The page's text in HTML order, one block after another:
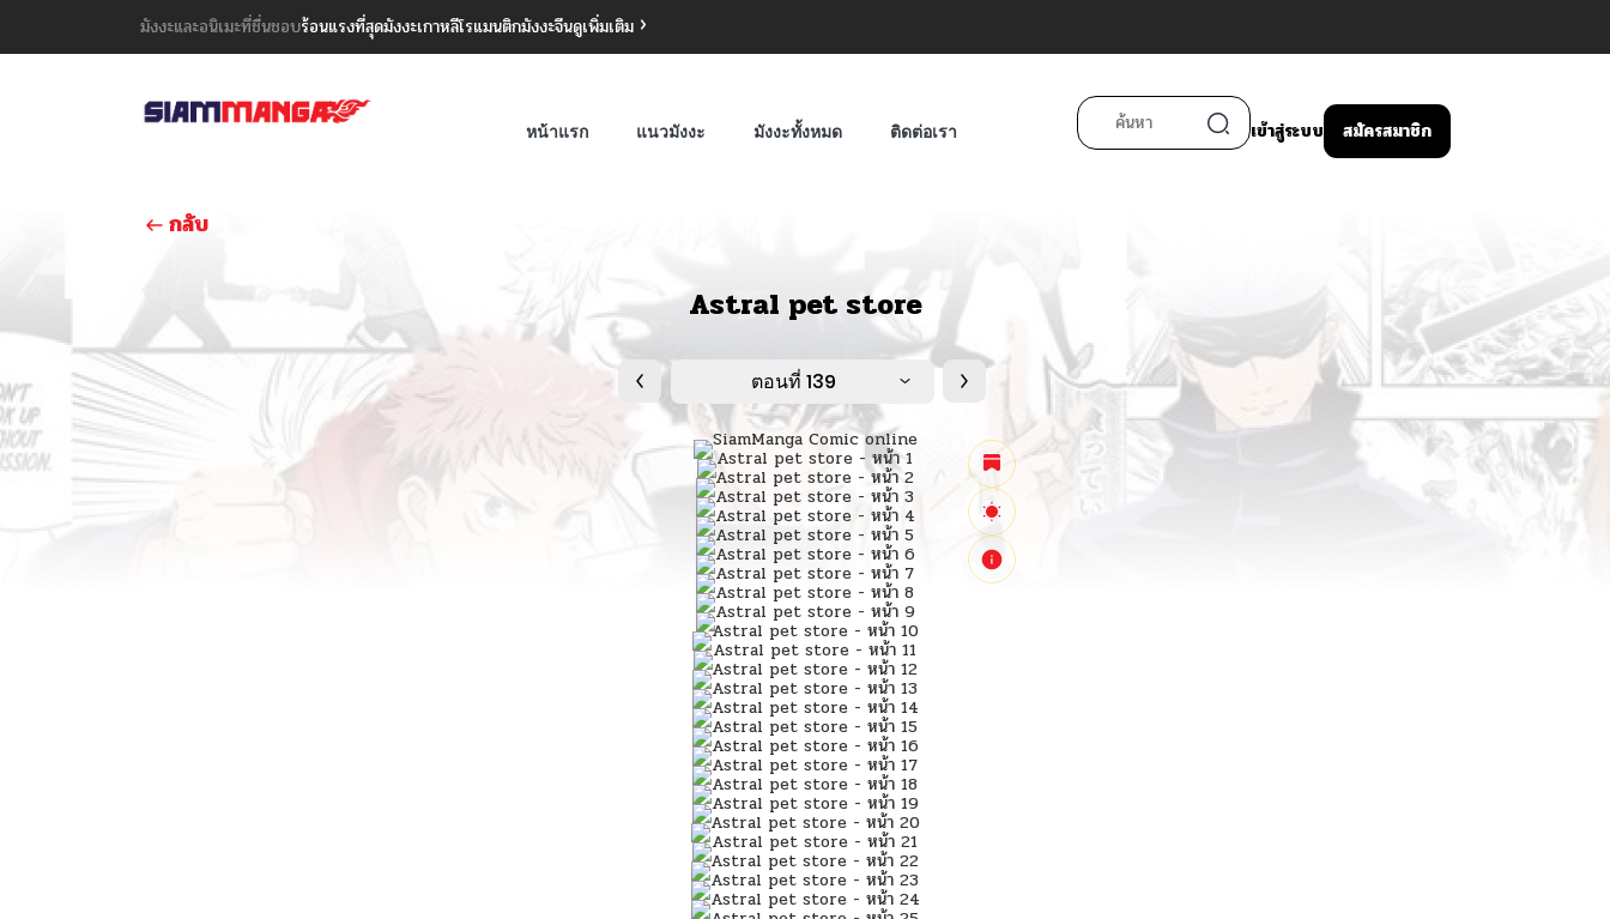
มังงะและอนิเมะที่ชื่นชอบร้อนแรงที่สุดมังงะเกาหลีโรแมนติกมังงะจีนดูเพิ่มเติม
หน้าแรก แนวมังงะ มังงะทั้งหมด ติดต่อเรา เข้าสู่ระบบ สมัครสมาชิก
กลับ
Astral pet store
ตอนที่ 139